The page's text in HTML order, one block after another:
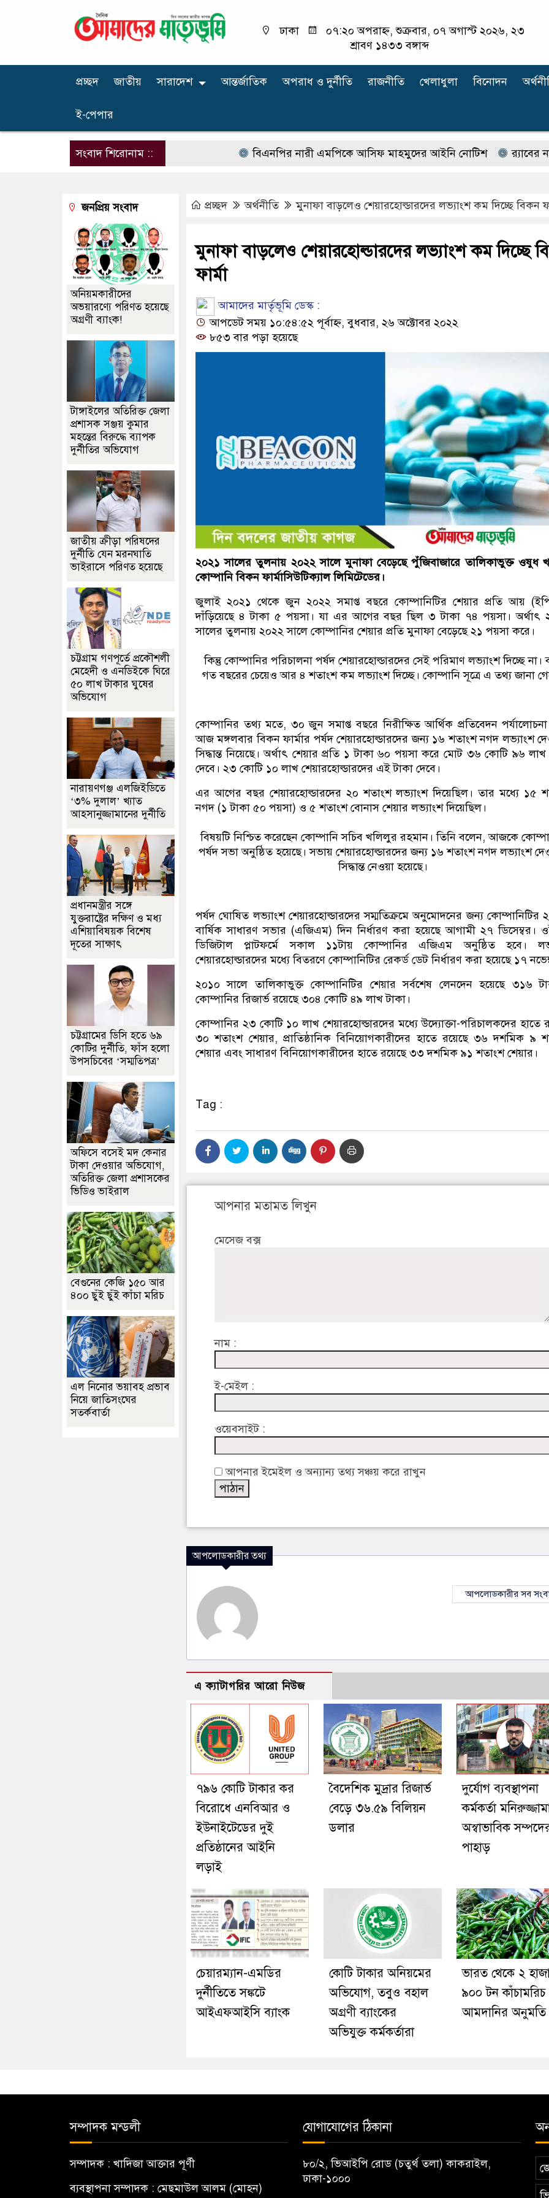
ঢাকা
০৭:২০ অপরাহ্ন, শুক্রবার, ০৭ অগাস্ট ২০২৬, ২৩
শ্রাবণ ১৪৩৩ বঙ্গাব্দ
প্রচ্ছদ জাতীয় সারাদেশ আন্তর্জাতিক অপরাধ ‍ও দুর্নীতি রাজনীতি খেলাধুলা বিনোদন
ই-পেপার
সংবাদ শিরোনাম :: বিএনপির নারী এমপিকে আসিফ মাহমুদের আইনি নোটিশ র‍্যাবের নাম
প্রচ্ছদ অর্থনীতি মুনাফা বাড়লেও শেয়ারহোল্ডারদের লভ্যাংশ কম দিচ্ছে বিকন
মুনাফা বাড়লেও শেয়ারহোল্ডারদের লভ্যাংশ কম দিচ্ছে
ফার্মা
আমাদের মার্তৃভূমি ডেস্ক :
আপডেট সময় ১০:৫৪:৫২ পূর্বাহ্ন, বুধবার, ২৬ অক্টোবর ২০২২
৮৫৩ বার পড়া হয়েছে
২০২১ সালের তুলনায় ২০২২ সালে মুনাফা বেড়েছে পুঁজিবাজারে তালিকাভুক্ত ওষুধ
কোম্পানি বিকন ফার্মাসিউটিক্যাল লিমিটেডের।
জুলাই ২০২১ থেকে জুন ২০২২ সমাপ্ত বছরে কোম্পানিটির শেয়ার প্রতি আয়
দাঁড়িয়েছে ৪ টাকা ৫ পয়সা। যা এর আগের বছর ছিল ৩ টাকা ৭৪ পয়সা। অর্থাৎ
সালের তুলনায় ২০২২ সালে কোম্পানির শেয়ার প্রতি মুনাফা বেড়েছে ২১ পয়সা করে।
কিন্তু কোম্পানির পরিচালনা পর্ষদ শেয়ারহোল্ডারদের সেই পরিমাণ লভ্যাংশ দিচ্ছে না।
গত বছরের চেয়েও আর ৪ শতাংশ কম লভ্যাংশ দিচ্ছে। কোম্পানি সূত্রে এ তথ্য জানা
কোম্পানির তথ্য মতে, ৩০ জুন সমাপ্ত বছরে নিরীক্ষিত আর্থিক প্রতিবেদন
আজ মঙ্গলবার বিকন ফার্মার পর্ষদ শেয়ারহোল্ডারদের জন্য ১৬ শতাংশ নগদ লভ্যাংশ
সিদ্ধান্ত নিয়েছে। অর্থাৎ শেয়ার প্রতি ১ টাকা ৬০ পয়সা করে মোট ৩৬ কোটি ৯৬ লাখ
দেবে। ২৩ কোটি ১০ লাখ শেয়ারহোল্ডারদের এই টাকা দেবে।
এর আগের বছর শেয়ারহোল্ডারদের ২০ শতাংশ লভ্যাংশ দিয়েছিল। তার মধ্যে ১৫
নগদ (১ টাকা ৫০ পয়সা) ও ৫ শতাংশ বোনাস শেয়ার লভ্যাংশ দিয়েছিল।
বিষয়টি নিশ্চিত করেছেন কোম্পানি সচিব খলিলুর রহমান। তিনি বলেন, আজকে
পর্ষদ সভা অনুষ্ঠিত হয়েছে। সভায় শেয়ারহোল্ডারদের জন্য ১৬ শতাংশ নগদ লভ্যাংশ
সিদ্ধান্ত নেওয়া হয়েছে।
পর্ষদ ঘোষিত লভ্যাংশ শেয়ারহোল্ডারদের সম্মতিক্রমে অনুমোদনের জন্য কোম্পানিটির
বার্ষিক সাধারণ সভার (এজিএম) দিন নির্ধারণ করা হয়েছে আগামী ২৭ ডিসেম্বর।
ডিজিটাল প্লাটফর্মে সকাল ১১টায় কোম্পানির এজিএম অনুষ্ঠিত হবে।
শেয়ারহোল্ডারদের মধ্যে বিতরণে কোম্পানিটির রেকর্ড ডেট নির্ধারণ করা হয়েছে ১৭
২০১০ সালে তালিকাভুক্ত কোম্পানিটির শেয়ার সর্বশেষ লেনদেন হয়েছে ৩১৬
কোম্পানির রিজার্ভ রয়েছে ৩০৪ কোটি ৪৯ লাখ টাকা।
কোম্পানির ২৩ কোটি ১০ লাখ শেয়ারহোল্ডারদের মধ্যে উদ্যোক্তা-পরিচালকদের হাতে
৩০ শতাংশ শেয়ার, প্রাতিষ্ঠানিক বিনিয়োগকারীদের হাতে রয়েছে ৩৬ দশমিক ৯
শেয়ার এবং সাধারণ বিনিয়োগকারীদের হাতে রয়েছে ৩৩ দশমিক ৯১ শতাংশ শেয়ার।
Tag :
আপনার মতামত লিখুন
মেসেজ বক্স
নাম :
ই-মেইল :
ওয়েবসাইট :
আপনার ইমেইল ও অন্যান্য তথ্য সঞ্চয় করে রাখুন
আপলোডকারীর তথ্য
আপলোডকারীর সব
এ ক্যাটাগরির আরো নিউজ
৭৯৬ কোটি টাকার কর
বিরোধে এনবিআর ও
ইউনাইটেডের দুই
প্রতিষ্ঠানের আইনি
লড়াই
বৈদেশিক মুদ্রার রিজার্ভ
বেড়ে ৩৬.৫৯ বিলিয়ন
ডলার
দুর্যোগ ব্যবস্থাপনা
কর্মকর্তা
অস্বাভাবিক
পাহাড়
চেয়ারম্যান-এমডির
দুর্নীতিতে সঙ্কটে
আইএফআইসি ব্যাংক
কোটি টাকার অনিয়মের
অভিযোগ, তবুও বহাল
অগ্রণী ব্যাংকের
অভিযুক্ত কর্মকর্তারা
ভারত থেকে ২
৯০০ টন কাঁচামরিচ
আমদানির অনুমতি
জনপ্রিয় সংবাদ
অনিয়মকারীদের
অভয়ারণ্যে পরিণত হয়েছে
অগ্রণী ব্যাংক!
টাঙ্গাইলের অতিরিক্ত জেলা
প্রশাসক সঞ্জয় কুমার
মহন্তের বিরুদ্ধে ব্যাপক
দুর্নীতির অভিযোগ
জাতীয় ক্রীড়া পরিষদের
দুর্নীতি যেন মরনঘাতি
ভাইরাসে পরিণত হয়েছে
চট্টগ্রাম গণপূর্তে প্রকৌশলী
মেহেদী ও এনডিইকে ঘিরে
৫০ লাখ টাকার ঘুষের
অভিযোগ
নারায়ণগঞ্জ এলজিইডিতে
‘৩% দুলাল’ খ্যাত
আহসানুজ্জামানের দুর্নীতি
প্রধানমন্ত্রীর সঙ্গে
যুক্তরাষ্ট্রের দক্ষিণ ও মধ্য
এশিয়াবিষয়ক বিশেষ
দূতের সাক্ষাৎ
চট্টগ্রামের ডিসি হতে ৬৯
কোটির দুর্নীতি, ফাঁস হলো
উপসচিবের ‘সম্মতিপত্র’
অফিসে বসেই মদ কেনার
টাকা দেওয়ার অভিযোগ,
অতিরিক্ত জেলা প্রশাসকের
ভিডিও ভাইরাল
বেগুনের কেজি ১৫০ আর
৪০০ ছুঁই ছুঁই কাঁচা মরিচ
এল নিনোর ভয়াবহ প্রভাব
নিয়ে জাতিসংঘের
সতর্কবার্তা
সম্পাদক মন্ডলী
সম্পাদক : খাদিজা আক্তার পূর্ণী
ব্যবস্থাপনা সম্পাদক : মেছমাউল আলম (মোহন)
যোগাযোগের ঠিকানা
৮০/২, ভিআইপি রোড (চতুর্থ তলা) কাকরাইল,
ঢাকা-১০০০